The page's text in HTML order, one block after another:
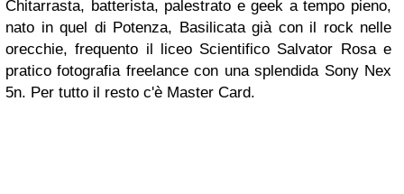
Chitarrasta, batterista, palestrato e geek a tempo pieno,
nato in quel di Potenza, Basilicata già con il rock nelle
orecchie, frequento il liceo Scientifico Salvator Rosa e
pratico fotografia freelance con una splendida Sony Nex
5n. Per tutto il resto c'è Master Card.